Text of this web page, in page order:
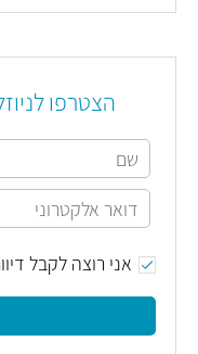
הצטרפו
אני רוצה לקבל